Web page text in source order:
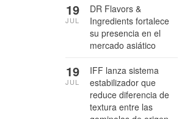
DR Flavors &
Ingredients fortalece
su presencia en el
mercado asiático
19
JUL
IFF lanza sistema
estabilizador que
reduce diferencia de
textura entre las
19
JUL